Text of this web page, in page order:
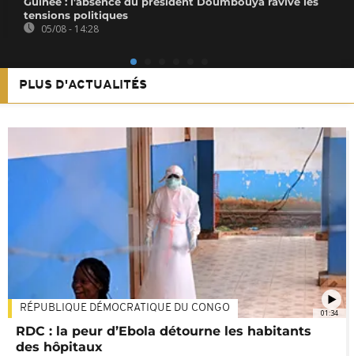
tensions politiques
05/08 - 14:28
PLUS D'ACTUALITÉS
01:34
RÉPUBLIQUE DÉMOCRATIQUE DU CONGO
RDC : la peur d’Ebola détourne les habitants
des hôpitaux